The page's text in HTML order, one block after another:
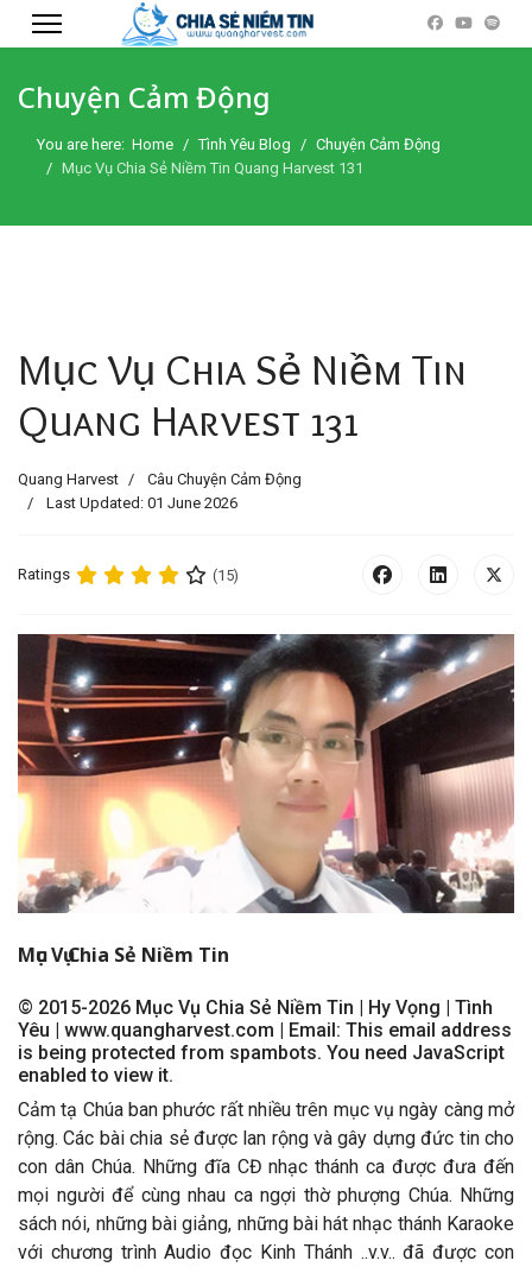
Chuyện Cảm Động
You are here: Home Tình Yêu Blog
Chuyện Cảm Động
Mục Vụ Chia Sẻ Niềm Tin Quang Harvest 131
Mục Vụ Chia Sẻ Niềm Tin
Quang Harvest 131
Quang Harvest
Câu Chuyện Cảm Động
Last Updated: 01 June 2026
Ratings (15)
Mục Vụ Chia Sẻ Niềm Tin
© 2015-2026 Mục Vụ Chia Sẻ Niềm Tin | Hy Vọng | Tình
Yêu | www.quangharvest.com | Email: This email address
is being protected from spambots. You need JavaScript
enabled to view it.
Cảm tạ Chúa ban phước rất nhiều trên mục vụ ngày càng mở
rộng. Các bài chia sẻ được lan rộng và gây dựng đức tin cho
con dân Chúa. Những đĩa CĐ nhạc thánh ca được đưa đến
mọi người để cùng nhau ca ngợi thờ phượng Chúa. Những
sách nói, những bài giảng, những bài hát nhạc thánh Karaoke
với chương trình Audio đọc Kinh Thánh ..v.v.. đã được con